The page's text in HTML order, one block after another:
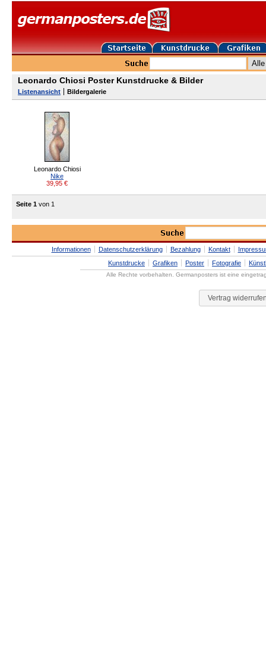
Leonardo Chiosi Poster Kunstdrucke & Bilder
Listenansicht Bildergalerie
Leonardo Chiosi
Nike
39,95 €
Seite 1 von 1
Informationen Datenschutzerklärung Bezahlung Kontakt
Kunstdrucke
Grafiken Poster Fotografie
Alle Rechte vorbehalten. Germanposters ist eine
Vertrag